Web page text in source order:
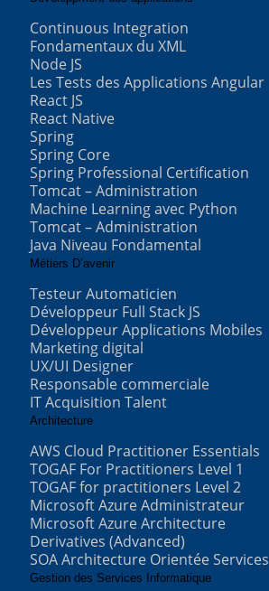
Continuous Integration
Fondamentaux du XML
Node JS
Les Tests des Applications Angular
React JS
React Native
Spring
Spring Core
Spring Professional Certification
Tomcat – Administration
Machine Learning avec Python
Tomcat – Administration
Java Niveau Fondamental
Métiers D’avenir
Testeur Automaticien
Développeur Full Stack JS
Développeur Applications Mobiles
Marketing digital
UX/UI Designer
Responsable commerciale
IT Acquisition Talent
Architecture
AWS Cloud Practitioner Essentials
TOGAF For Practitioners Level 1
TOGAF for practitioners Level 2
Microsoft Azure Administrateur
Microsoft Azure Architecture
Derivatives (Advanced)
SOA Architecture Orientée Services
Gestion des Services Informatique